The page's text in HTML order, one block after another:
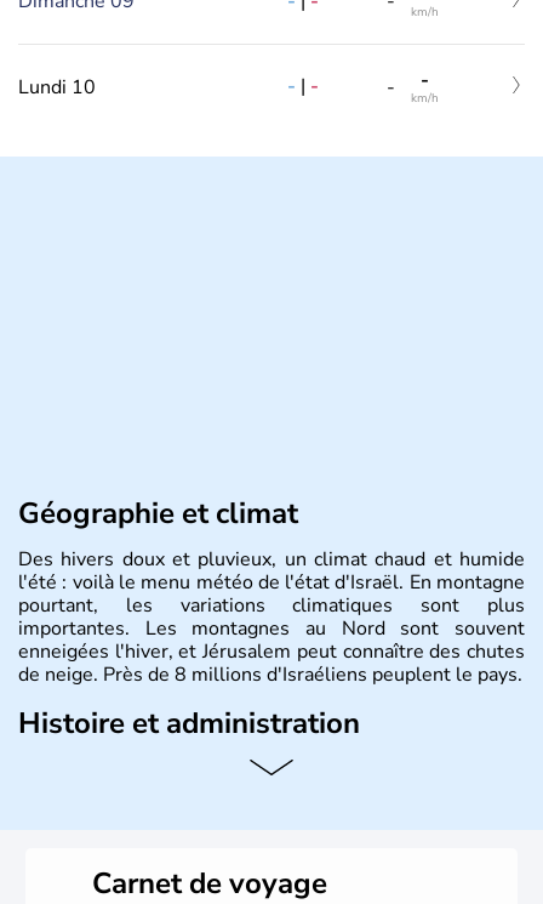
km/h
Lundi 10 - | - - -
km/h
Géographie et climat
Des hivers doux et pluvieux, un climat chaud et humide
l'été : voilà le menu météo de l'état d'Israël. En montagne
pourtant, les variations climatiques sont plus
importantes. Les montagnes au Nord sont souvent
enneigées l'hiver, et Jérusalem peut connaître des chutes
de neige. Près de 8 millions d'Israéliens peuplent le pays.
Histoire et administration
L'Israël est un état de la partie est de la Méditerranée,
vrai essor économique dans le domaine des nouvelles
Carnet de voyage